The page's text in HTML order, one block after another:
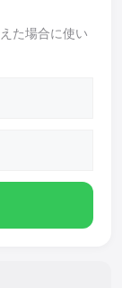
た場合に使い